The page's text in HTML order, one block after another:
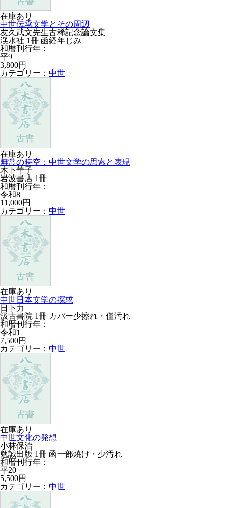
在庫あり
中世伝承文学とその周辺
友久武文先生古稀記念論文集
渓水社 1冊 函経年じみ
和暦刊行年：
平9
3,800円
カテゴリー： 中世
在庫あり
無常の時空：中世文学の思索と表現
木下華子
岩波書店 1冊
和暦刊行年：
令和8
11,000円
カテゴリー： 中世
在庫あり
中世日本文学の探求
日下力
汲古書院 1冊 カバー少擦れ・僅汚れ
和暦刊行年：
令和1
7,500円
カテゴリー： 中世
在庫あり
中世文化の発想
小林保治
勉誠出版 1冊 函一部焼け・少汚れ
和暦刊行年：
平20
5,500円
カテゴリー： 中世